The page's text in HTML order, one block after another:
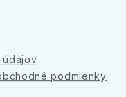
údajov
podmienky